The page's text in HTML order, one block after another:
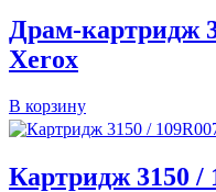
Драм-картридж
Xerox
В корзину
Картридж 3150 /